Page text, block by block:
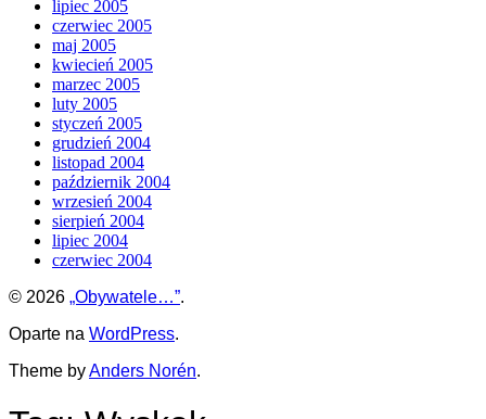
lipiec 2005
czerwiec 2005
maj 2005
kwiecień 2005
marzec 2005
luty 2005
styczeń 2005
grudzień 2004
listopad 2004
październik 2004
wrzesień 2004
sierpień 2004
lipiec 2004
czerwiec 2004
© 2026 „Obywatele…”.
Oparte na WordPress.
Theme byAnders Norén.